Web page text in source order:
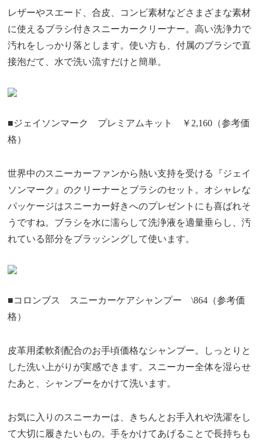
レザーやスエード、合皮、コンビ素材などさまざまな素材
に使えるブラシ付きスニーカークリーナー。高い洗浄力で
汚れをしっかり落とします。使い方も、付属のブラシで直
接泡だて、水で洗い流すだけと簡単。
■ジェイソンマーク プレミアムキット ￥2,160（参考価
格）
世界中のスニーカーファンから熱い支持を受ける『ジェイ
ソンマーク』のクリーナーとブラシのセット。オシャレな
パッケージはスニーカー好きへのプレゼントにも喜ばれそ
うですね。ブラシを水に濡らして洗浄液を適量垂らし、汚
れている部分をブラッシングして使います。
■コロンブス スニーカーケアシャンプー \864（参考価
格）
皮革用柔軟剤配合のお手頃価格なシャンプー。しっとりと
した洗い上がりが実感できます。スニーカー全体を湿らせ
たあと、シャンプーをかけて洗います。
お気に入りのスニーカーは、きちんとお手入れや洗濯をし
て大切に履きたいもの。手をかけてあげることで長持ちも